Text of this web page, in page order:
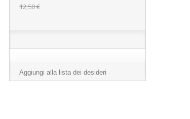
12,50 €
Aggiungi alla lista dei desideri